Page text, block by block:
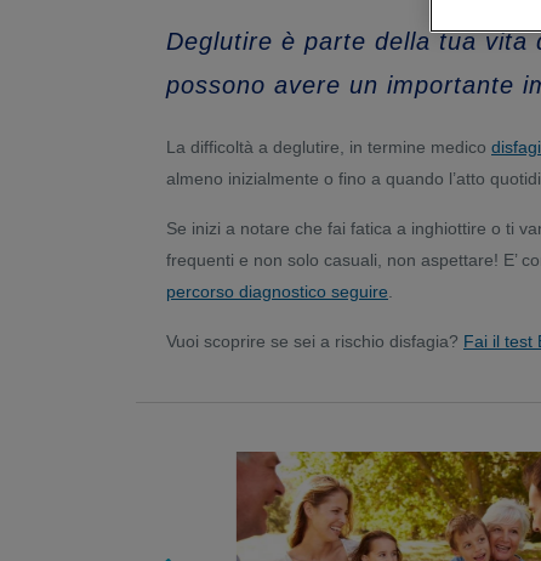
Deglutire è parte della tua vita
possono avere un importante
La difficoltà a deglutire, in termine medico
almeno inizialmente o fino a quando l’atto
Se inizi a notare che fai fatica a inghiottire o ti
frequenti e non solo casuali, non aspettare! E’
percorso diagnostico seguire
Vuoi scoprire se sei a rischio disfagia? Fai il test